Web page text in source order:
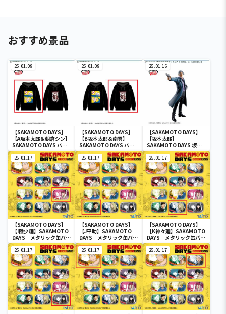
おすすめ景品
25.01.09
【SAKAMOTO DAYS】
【A坂本太郎&朝倉シン】
SAKAMOTO DAYS パー
カー
25.01.09
【SAKAMOTO DAYS】
【B坂本太郎&南雲】
SAKAMOTO DAYS パー
カー
25.01.16
【SAKAMOTO DAYS】
【坂本太郎】
SAKAMOTO DAYS 坂本
太郎フィギュア-その店
長、元・伝説の殺し屋-
25.01.17
【SAKAMOTO DAYS】
【I陸少糖】SAKAMOTO
DAYS メタリック缶バッ
ジ
25.01.17
【SAKAMOTO DAYS】
【J平助】SAKAMOTO
DAYS メタリック缶バッ
ジ
25.01.17
【SAKAMOTO DAYS】
【K神々廻】SAKAMOTO
DAYS メタリック缶バッ
ジ
25.01.17 25.01.17 25.01.17